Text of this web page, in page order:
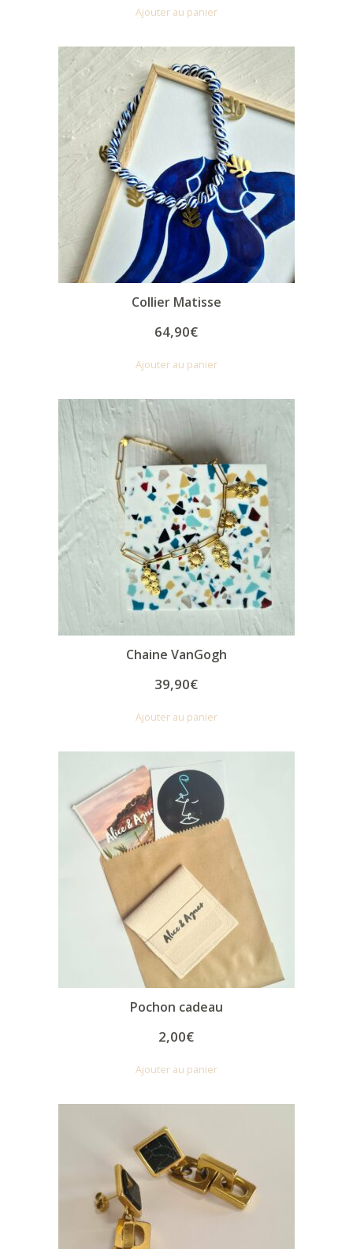
Ajouter au panier
Collier Matisse
64,90€
Ajouter au panier
Chaine VanGogh
39,90€
Ajouter au panier
Pochon cadeau
2,00€
Ajouter au panier